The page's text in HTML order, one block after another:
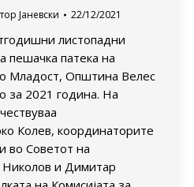
Јаневски 22/12/2021
листопадни
пешачка патека на
Младост, Општина Велес
за 2021 година. На
Колев, координаторите
во Советот на
и Димитар